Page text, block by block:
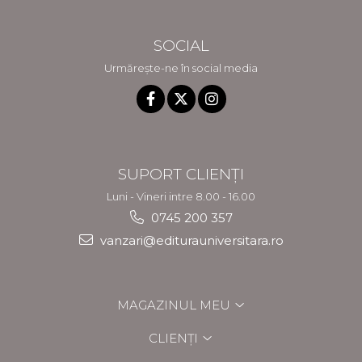
SOCIAL
Urmărește-ne în social media
SUPORT CLIENȚI
Luni - Vineri intre 8.00 - 16.00
0745 200 357
vanzari@editurauniversitara.ro
MAGAZINUL MEU
CLIENȚI